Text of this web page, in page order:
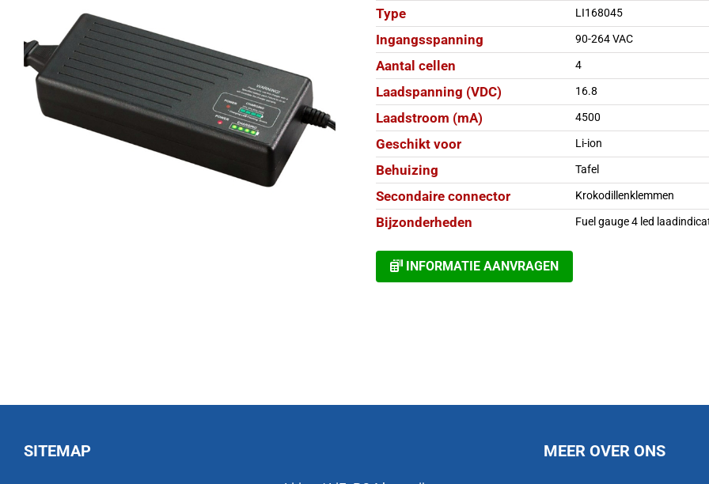
Type LI168045
Ingangsspanning 90-264 VAC
Aantal cellen 4
Laadspanning (VDC) 16.8
Laadstroom (mA) 4500
Geschikt voor Li-ion
Behuizing Tafel
Secondaire connector Krokodillenklemmen
Bijzonderheden Fuel gauge 4 led
INFORMATIE AANVRAGEN
SITEMAP MEER OVER ONS